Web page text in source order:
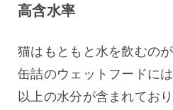
高含水率
猫はもともと水を飲むのが
缶詰のウェットフードに
以上の水分が含まれており